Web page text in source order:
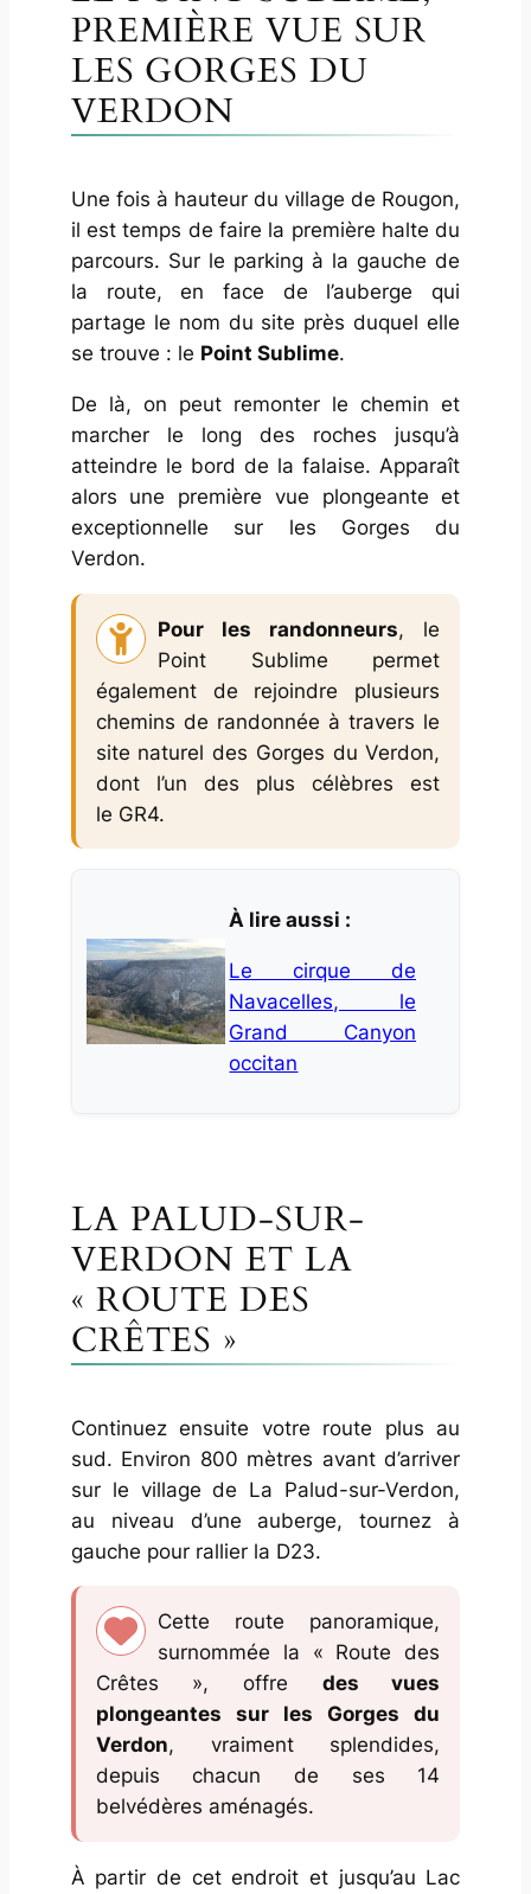
PREMIÈRE VUE SUR
LES GORGES DU
VERDON
Une fois à hauteur du village de Rougon,
il est temps de faire la première halte du
parcours. Sur le parking à la gauche de
la route, en face de l’auberge qui
partage le nom du site près duquel elle
se trouve : le Point Sublime.
De là, on peut remonter le chemin et
marcher le long des roches jusqu’à
atteindre le bord de la falaise. Apparaît
alors une première vue plongeante et
exceptionnelle sur les Gorges du
Verdon.
Pour les randonneurs, le
Point Sublime permet
également de rejoindre plusieurs
chemins de randonnée à travers le
site naturel des Gorges du Verdon,
dont l’un des plus célèbres est
le GR4.
À lire aussi :
Le cirque de
Navacelles, le
Grand Canyon
occitan
LA PALUD-SUR-
VERDON ET LA
« ROUTE DES
CRÊTES »
Continuez ensuite votre route plus au
sud. Environ 800 mètres avant d’arriver
sur le village de La Palud-sur-Verdon,
au niveau d’une auberge, tournez à
gauche pour rallier la D23.
Cette route panoramique,
surnommée la « Route des
Crêtes », offre des vues
plongeantes sur les Gorges du
Verdon, vraiment splendides,
depuis chacun de ses 14
belvédères aménagés.
À partir de cet endroit et jusqu’au Lac